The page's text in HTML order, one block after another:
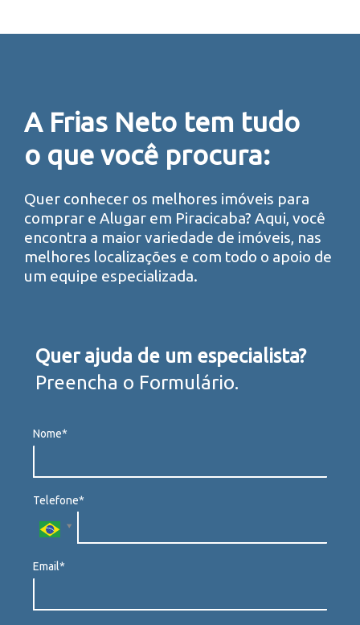
A Frias Neto tem tudo
o que você procura:
Quer conhecer os melhores imóveis para
comprar e Alugar em Piracicaba? Aqui, você
encontra a maior variedade de imóveis, nas
melhores localizações e com todo o apoio de
um equipe especializada.
Quer ajuda de um especialista?
Preencha o Formulário.
Nome*
Telefone*
Email*